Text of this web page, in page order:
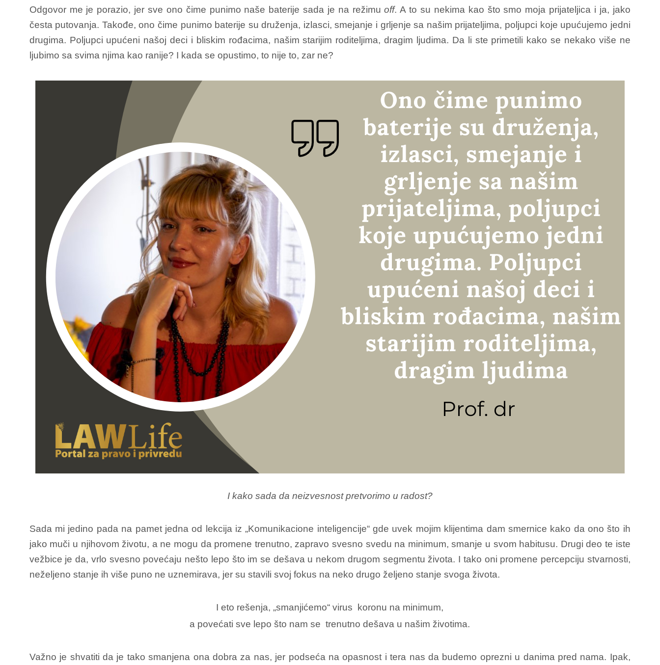
Odgovor me je porazio, jer sve ono čime punimo naše baterije sada je na režimuoff. A to su nekima kao što smo moja prijateljica i ja, jako
česta putovanja. Takođe, ono čime punimo baterije su druženja, izlasci, smejanje i grljenje sa našim prijateljima, poljupci koje upućujemo jedni
drugima. Poljupci upućeni našoj deci i bliskim rođacima, našim starijim roditeljima, dragim ljudima. Da li ste primetili kako se nekako više ne
ljubimo sa svima njima kao ranije? I kada se opustimo, to nije to, zar ne?
I kako sada da neizvesnost pretvorimo u radost?
Sada mi jedino pada na pamet jedna od lekcija iz „Komunikacione inteligencije“ gde uvek mojim klijentima dam smernice kako da ono što ih
jako muči u njihovom životu, a ne mogu da promene trenutno, zapravo svesno svedu na minimum, smanje u svom habitusu. Drugi deo te iste
vežbice je da, vrlo svesno povećaju nešto lepo što im se dešava u nekom drugom segmentu života. I tako oni promene percepciju stvarnosti,
neželjeno stanje ih više puno ne uznemirava, jer su stavili svoj fokus na neko drugo željeno stanje svoga života.
I eto rešenja, „smanjićemo“ virus koronu na minimum,
a povećati sve lepo što nam se trenutno dešava u našim životima.
Važno je shvatiti da je tako smanjena ona dobra za nas, jer podseća na opasnost i tera nas da budemo oprezni u danima pred nama. Ipak,